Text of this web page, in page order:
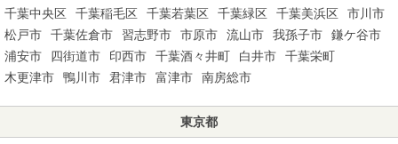
千葉中央区
千葉稲毛区 千葉若葉区 千葉緑区 千葉美浜区
市川市
松戸市
千葉佐倉市 習志野市 市原市 流山市 我孫子市
鎌ケ谷市
浦安市
四街道市 印西市 千葉酒々井町 白井市
千葉栄町
木更津市
鴨川市 君津市 富津市 南房総市
東京都